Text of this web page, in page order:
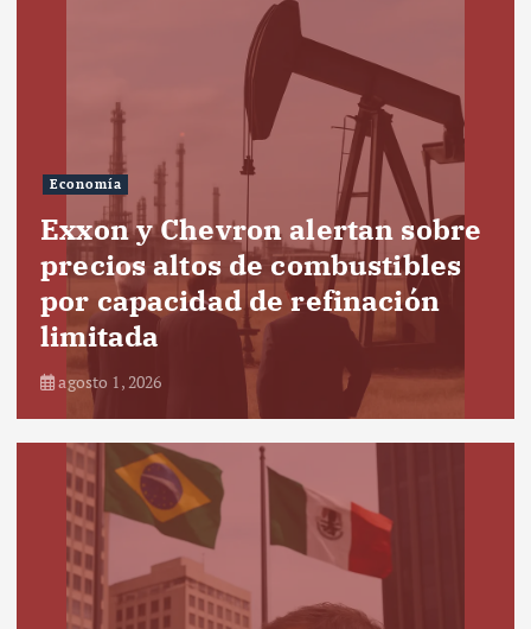
Economía
Exxon y Chevron alertan sobre
precios altos de combustibles
por capacidad de refinación
limitada
agosto 1, 2026